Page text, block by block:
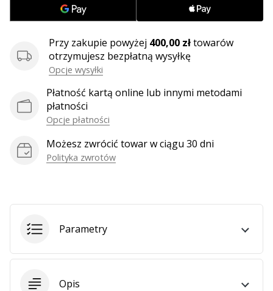
Przy zakupie powyżej 400,00 złtowarów
otrzymujesz bezpłatną wysyłkę
Opcje wysyłki
Płatność kartą online lub innymi metodami
płatności
Opcje płatności
Możesz zwrócić towar w ciągu 30 dni
Polityka zwrotów
Parametry
Opis